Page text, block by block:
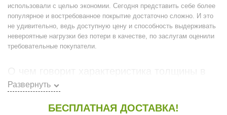
использовали с целью экономии. Сегодня представить себе более
популярное и востребованное покрытие достаточно сложно. И это
не удивительно, ведь доступную цену и способность выдерживать
невероятные нагрузки без потери в качестве, по заслугам оценили
требовательные покупатели.
10 мм
виды такого покрытия и разбирается в базовых отличиях. Помимо
Развернуть
БЕСПЛАТНАЯ ДОСТАВКА!